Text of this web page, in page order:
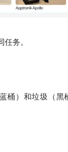
务。
桶）和垃圾（黑